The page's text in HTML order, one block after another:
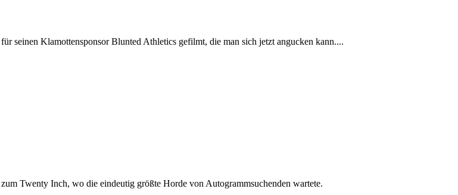
seinen Klamottensponsor Blunted Athletics gefilmt, die man sich jetzt angucken kann....
Twenty Inch, wo die eindeutig größte Horde von Autogrammsuchenden wartete.